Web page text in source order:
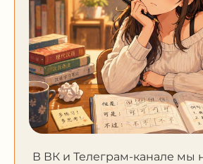
В ВК и Телеграм-канале мы